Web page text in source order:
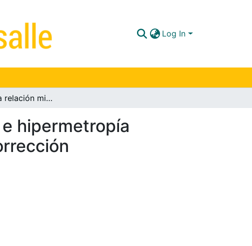
Log In
Estudio de la relación miopía endodesviación e hipermetropía exodesviación para establecer criterios de corrección
hipermetropía